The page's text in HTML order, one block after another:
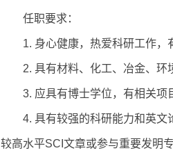
任职要求：
1. 身心健康，热爱科研工作，
2. 具有材料、 化工、冶金、环
3. 应具有博士学位， 有相关项
4. 具有较强的科研能力和英文
较高水平SCI文章或参与重要发明